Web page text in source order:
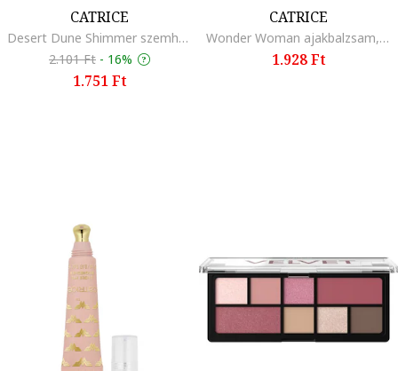
CATRICE
Desert Dune Shimmer szemhéjfesték, C03 Dune Breeze, 4 ml
2.101 Ft - 16%
1.751 Ft
CATRICE
Wonder Woman ajakbalzsam, 020 Proud, 1,3 ml
1.928 Ft